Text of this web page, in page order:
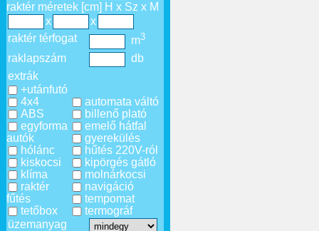
raktér méretek [cm] H x Sz x M
x
x
raktér térfogat
m3
raklapszám
db
extrák
+utánfutó
4x4
ABS
egyforma
autók
hólánc
kiskocsi
klíma
raktér
fűtés
tetőbox
automata váltó
billenő plató
emelő hátfal
gyerekülés
hűtés 220V-ról
kipörgés gátló
molnárkocsi
navigáció
tempomat
termográf
üzemanyag